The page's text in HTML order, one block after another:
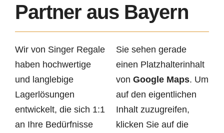
Partner aus Bayern
Wir von Singer Regale
haben hochwertige
und langlebige
Lagerlösungen
entwickelt, die sich 1:1
an Ihre Bedürfnisse
Sie sehen gerade
einen Platzhalterinhalt
von Google Maps. Um
auf den eigentlichen
Inhalt zuzugreifen,
klicken Sie auf die